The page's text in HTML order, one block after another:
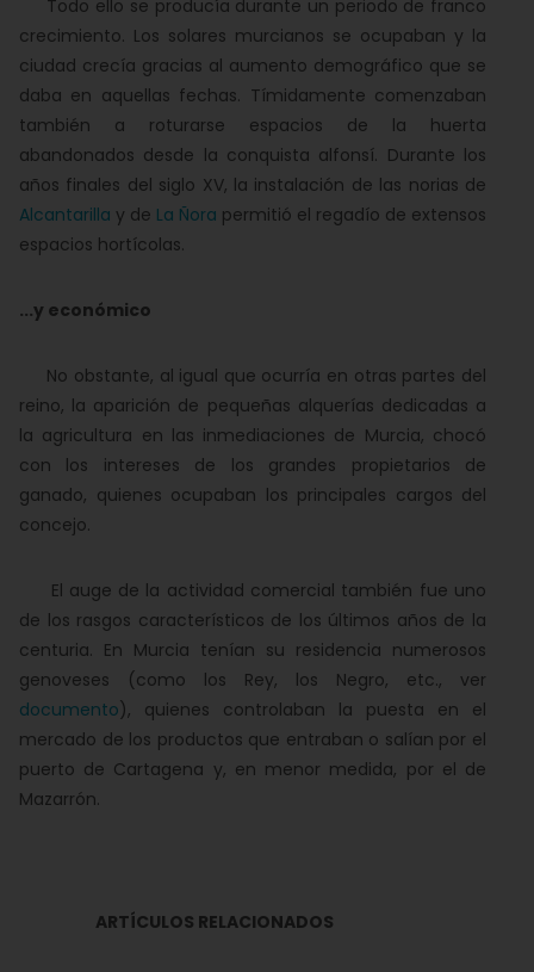
Todo ello se producía durante un periodo de franco
crecimiento. Los solares murcianos se ocupaban y la
ciudad crecía gracias al aumento demográfico que se
daba en aquellas fechas. Tímidamente comenzaban
también a roturarse espacios de la huerta
abandonados desde la conquista alfonsí. Durante los
años finales del siglo XV, la instalación de las norias de
Alcantarilla y de La Ñora permitió el regadío de extensos
espacios hortícolas.
...y económico
No obstante, al igual que ocurría en otras partes del
reino, la aparición de pequeñas alquerías dedicadas a
la agricultura en las inmediaciones de Murcia, chocó
con los intereses de los grandes propietarios de
ganado, quienes ocupaban los principales cargos del
concejo.
El auge de la actividad comercial también fue uno
de los rasgos característicos de los últimos años de la
centuria. En Murcia tenían su residencia numerosos
genoveses (como los Rey, los Negro, etc., ver
documento), quienes controlaban la puesta en el
mercado de los productos que entraban o salían por el
puerto de Cartagena y, en menor medida, por el de
Mazarrón.
ARTÍCULOS RELACIONADOS